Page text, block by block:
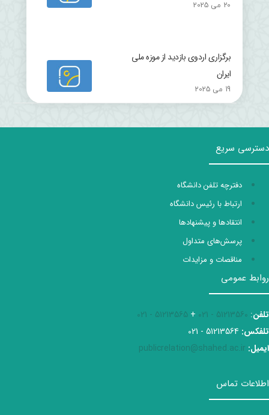
20 می 2025
برگزاری اردوی بازدید از موزه ملی
ایران
19 می 2025
دسترسی سریع
دفترچه تلفن دانشگاه
ارتباط با رئیس دانشگاه
انتقادها و پیشنهادها
پرسش‌های متداول
مناقصات و مزایدات
روابط عمومی
تلفن:
51213560 - 021
+
51213565 - 021
تلفکس:
ایمیل: publicrelation@shahed.ac.ir
اطلاعات تماس